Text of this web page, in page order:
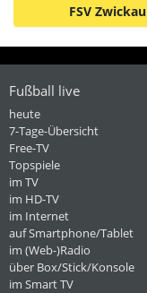
FSV Zwickau
Fußball live
heute
7-Tage-Übersicht
Free-TV
Topspiele
im TV
im HD-TV
im Internet
auf Smartphone/Tablet
im (Web-)Radio
über Box/Stick/Konsole
im Smart TV